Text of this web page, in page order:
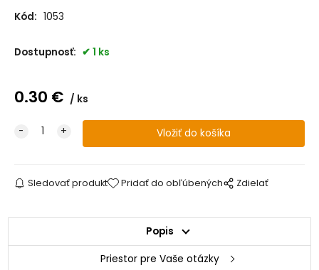
Kód: 1053
Dostupnosť: 1 ks
0.30 € ks
Sledovať produkt Pridať do obľúbených Zdielať
Popis
Priestor pre Vaše otázky